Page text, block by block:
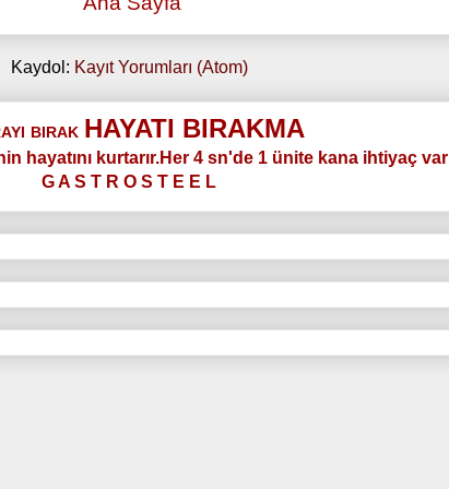
Kaydol: Kayıt Yorumları (Atom)
BIRAK HAYATI BIRAKMA
hayatını kurtarır.Her 4 sn'de 1 ünite kana ihtiyaç var
G A S T R O S T E E L